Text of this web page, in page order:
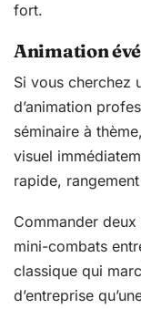
fort.
Animation
Si vous cherchez
d’animation
séminaire à
visuel
rapide,
Commander
mini-combats
classique qui
d’entreprise